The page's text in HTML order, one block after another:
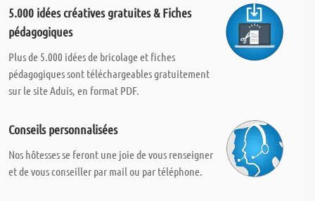
5.000 idées créatives gratuites & Fiches
pédagogiques
Plus de 5.000 idées de bricolage et fiches
pédagogiques sont téléchargeables gratuitement
sur le site Aduis, en format PDF.
Conseils personnalisées
Nos hôtesses se feront une joie de vous renseigner
et de vous conseiller par mail ou par téléphone.